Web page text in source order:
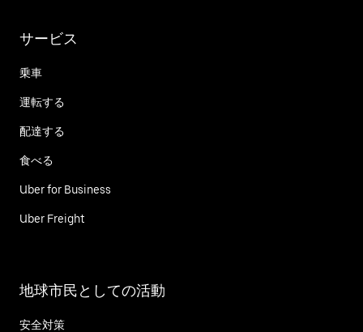
サービス
乗車
運転する
配達する
食べる
Uber for Business
Uber Freight
地球市民としての活動
安全対策